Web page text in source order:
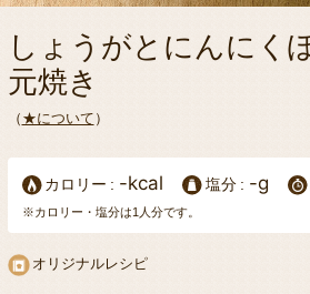
しょうがとにんにく
元焼き
（ ★について ）
カロリー -kcal 塩分 -g
※カロリー・塩分は1人分です。
オリジナルレシピ